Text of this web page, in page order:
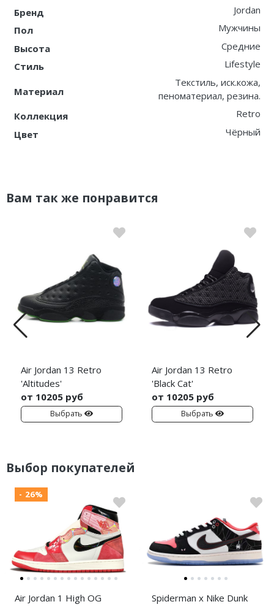
Бренд
Jordan
Пол
Мужчины
Высота
Средние
Стиль
Lifestyle
Материал
Текстиль, иск.кожа,
пеноматериал, резина.
Коллекция
Retro
Цвет
Чёрный
Вам так же понравится
Air Jordan 13 Retro
'Altitudes'
от 10205 руб
Выбрать
Air Jordan 13 Retro
'Black Cat'
от 10205 руб
Выбрать
Выбор покупателей
- 26%
Air Jordan 1 High OG
Spiderman x Nike Dunk